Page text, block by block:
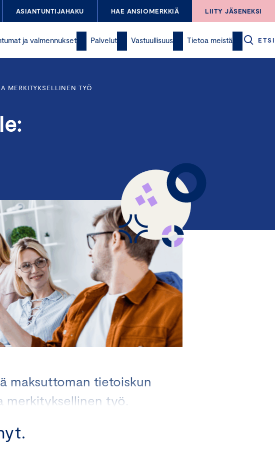
ASIANTUNTIJAHAKU HAE ANSIOMERKKIÄ LIITY JÄSENEKSI
ja valmennukset Palvelut Vastuullisuus Tietoa meistä ETSI
MERKITYKSELLINEN TYÖ
maksuttoman tietoiskun
työ.